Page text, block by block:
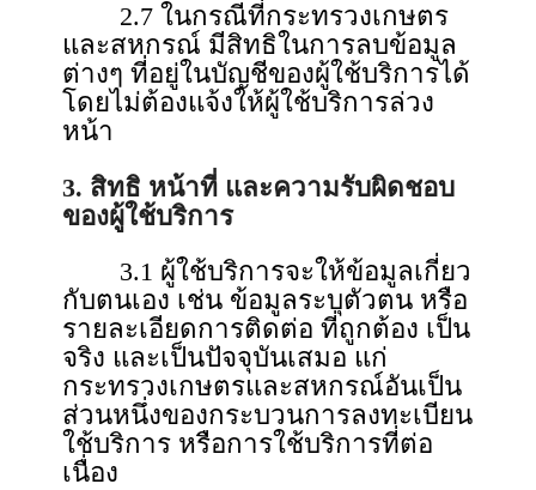
2.7 ในกรณีที่กระทรวงเกษตร
และสหกรณ์ มีสิทธิในการลบข้อมูล
ต่างๆ ที่อยู่ในบัญชีของผู้ใช้บริการได้
โดยไม่ต้องแจ้งให้ผู้ใช้บริการล่วง
หน้า
3. สิทธิ หน้าที่ และความรับผิดชอบ
ของผู้ใช้บริการ
3.1 ผู้ใช้บริการจะให้ข้อมูลเกี่ยว
กับตนเอง เช่น ข้อมูลระบุตัวตน หรือ
รายละเอียดการติดต่อ ที่ถูกต้อง เป็น
จริง และเป็นปัจจุบันเสมอ แก่
กระทรวงเกษตรและสหกรณ์อันเป็น
ส่วนหนึ่งของกระบวนการลงทะเบียน
ใช้บริการ หรือการใช้บริการที่ต่อ
เนื่อง